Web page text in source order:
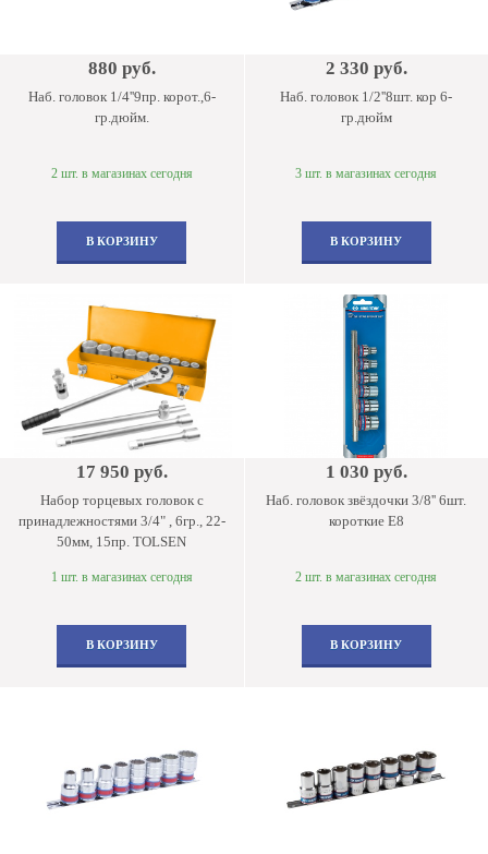
880 руб.
Наб. головок 1/4''9пр. корот.,6-
гр.дюйм.
2 шт. в магазинах сегодня
В КОРЗИНУ
2 330 руб.
Наб. головок 1/2''8шт. кор 6-
гр.дюйм
3 шт. в магазинах сегодня
В КОРЗИНУ
17 950 руб.
Набор торцевых головок с
принадлежностями 3/4" , 6гр., 22-
50мм, 15пр. TOLSEN
1 шт. в магазинах сегодня
В КОРЗИНУ
1 030 руб.
Наб. головок звёздочки 3/8'' 6шт.
короткие E8
2 шт. в магазинах сегодня
В КОРЗИНУ